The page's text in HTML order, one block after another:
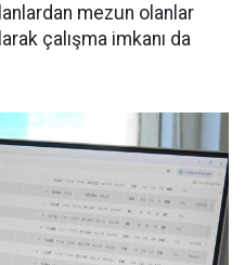
mezun olanlar
çalışma imkanı da